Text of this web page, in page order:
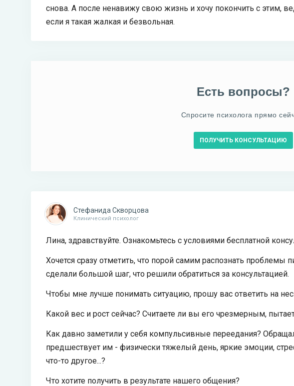
снова. А после ненавижу свою жизнь и хочу покончить с этим,
если я такая жалкая и безвольная.
Есть вопросы?
Спросите психолога прямо
ПОЛУЧИТЬ КОНСУЛЬТАЦИЮ
Стефанида Скворцова
Клинический психолог
Лина, здравствуйте. Ознакомьтесь с условиями бесплатной
Хочется сразу отметить, что порой самим распознать
сделали большой шаг, что решили обратиться за консультацией.
Чтобы мне лучше понимать ситуацию, прошу вас ответить на
Какой вес и рост сейчас? Считаете ли вы его чрезмерным,
Как давно заметили у себя компульсивные переедания?
предшествует им - физически тяжелый день, яркие эмоции,
что-то другое...?
Что хотите получить в результате нашего общения?